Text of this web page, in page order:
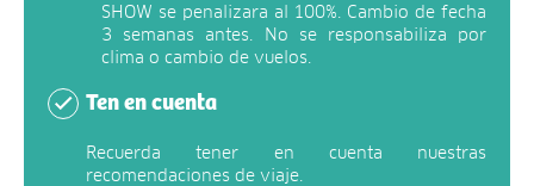
SHOW se penalizara al 100%. Cambio de fecha
3 semanas antes. No se responsabiliza por
clima o cambio de vuelos.
Ten en cuenta
Recuerda tener en cuenta nuestras
recomendaciones de viaje.